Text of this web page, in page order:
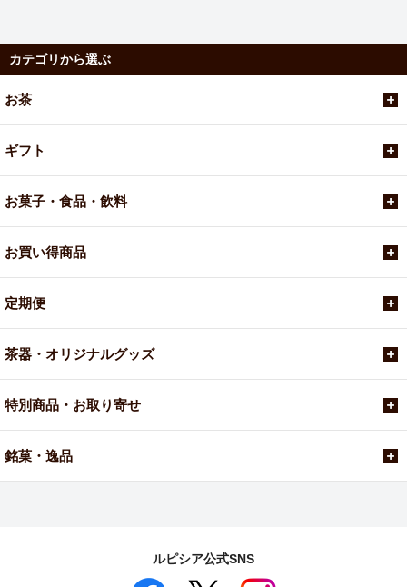
カテゴリから選ぶ
お茶
ギフト
お菓子・食品・飲料
お買い得商品
定期便
茶器・オリジナルグッズ
特別商品・お取り寄せ
銘菓・逸品
ルピシア公式SNS